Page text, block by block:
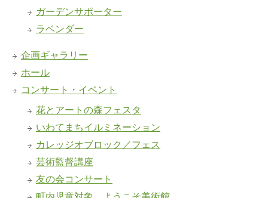
ガーデンサポーター
ラベンダー
企画ギャラリー
ホール
コンサート・イベント
花とアートの森フェスタ
いわてまちイルミネーション
カレッジオブロック／フェス
芸術監督講座
友の会コンサート